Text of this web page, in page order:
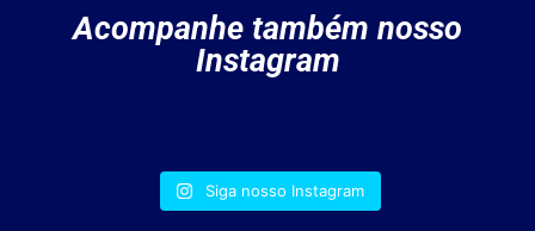
Acompanhe também nosso
Instagram
Siga nosso Instagram